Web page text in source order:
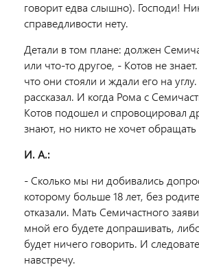
говорит едва слышно). Господи!
справедливости нету.
Детали в том плане: должен
или что-то другое, - Котов не
что они стояли и ждали его на
рассказал. И когда Рома с
Котов подошел и спровоцировал
знают, но никто не хочет
И. А.:
- Сколько мы ни добивались
которому больше 18 лет, без
отказали. Мать Семичастного
мной его будете допрашивать,
будет ничего говорить. И
навстречу.